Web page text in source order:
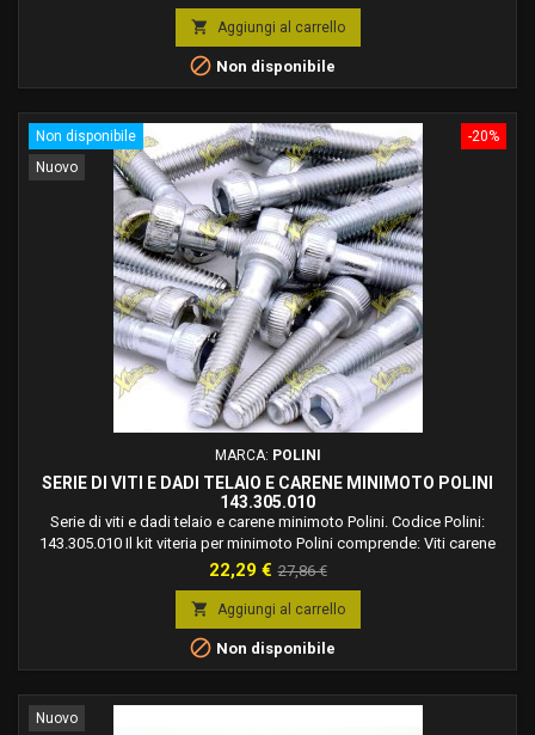
con versioni aria e acqua. Proposto sulle versioni da gara Factory
Racing DM. Il peso totale è di soli: 1430 grammi. RARISSIMO E
INTROVABILE,...
 Aggiungi al carrello
 Non disponibile
-20%
Non disponibile
Nuovo
MARCA: POLINI
SERIE DI VITI E DADI TELAIO E CARENE MINIMOTO POLINI
143.305.010
Serie di viti e dadi telaio e carene minimoto Polini. Codice Polini:
143.305.010 Il kit viteria per minimoto Polini comprende: Viti carene
minimoto Polini 910. Viti telaio minimoto Polini 910. Set di viti per
minimoto Polini modello 910, generico. Attenzione kit generico per
910, 910 S, 910 RS, può non contenere alcune varianti.
Prezzo
22,29 € Prezzo
base
27,86 €
 Aggiungi al carrello
 Non disponibile
Nuovo